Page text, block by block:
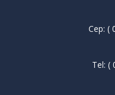
Cep: (
Tel: (